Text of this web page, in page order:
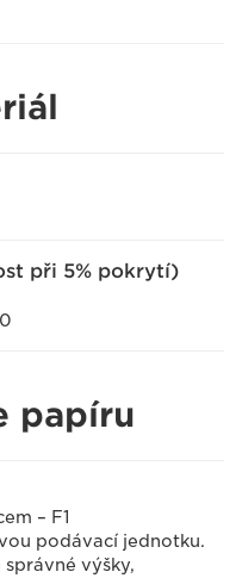
při 5% pokrytí)
papíru
– F1
podávací jednotku.
výšky,